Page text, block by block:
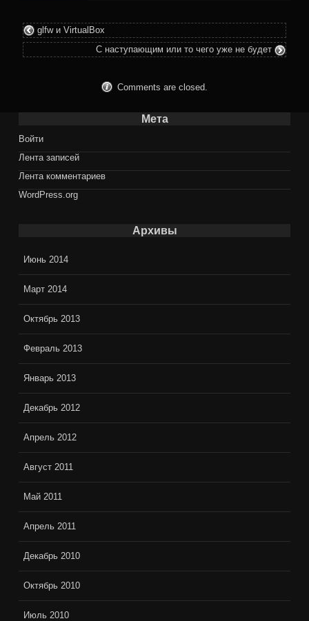
glfw и VirtualBox
С наступающим или то чего уже не будет
Comments are closed.
Мета
Войти
Лента записей
Лента комментариев
WordPress.org
Архивы
Июнь 2014
Март 2014
Октябрь 2013
Февраль 2013
Январь 2013
Декабрь 2012
Апрель 2012
Август 2011
Май 2011
Апрель 2011
Декабрь 2010
Октябрь 2010
Июль 2010